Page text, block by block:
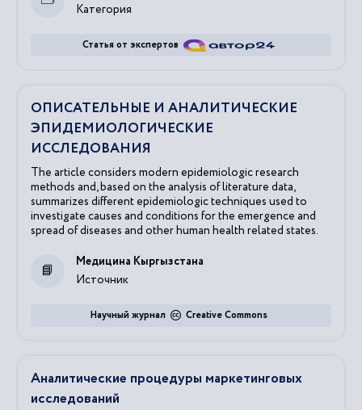
Категория
Статья от экспертов
ОПИСАТЕЛЬНЫЕ И АНАЛИТИЧЕСКИЕ
ЭПИДЕМИОЛОГИЧЕСКИЕ
ИССЛЕДОВАНИЯ
The article considers modern epidemiologic research
methods and, based on the analysis of literature data,
summarizes different epidemiologic techniques used to
investigate causes and conditions for the emergence and
spread of diseases and other human health related states.
Источник
Медицина Кыргызстана
Creative Commons
Научный журнал
Аналитические процедуры маркетинговых
исследований